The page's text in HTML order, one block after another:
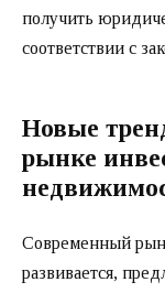
получить
соответствии с
Новые
рынке
Современный
развивается,